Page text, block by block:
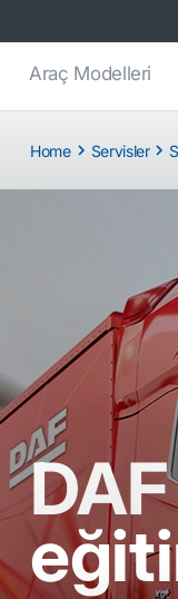
Araç Modelleri
Home Servisler